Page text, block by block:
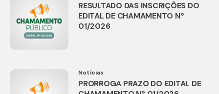
RESULTADO DAS INSCRIÇÕES DO
EDITAL DE CHAMAMENTO Nº
01/2026
Notícias
PRORROGA PRAZO DO EDITAL DE